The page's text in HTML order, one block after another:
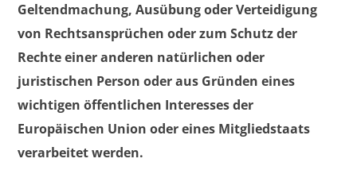
Geltendmachung, Ausübung oder Verteidigung
von Rechtsansprüchen oder zum Schutz der
Rechte einer anderen natürlichen oder
juristischen Person oder aus Gründen eines
wichtigen öffentlichen Interesses der
Europäischen Union oder eines Mitgliedstaats
verarbeitet werden.